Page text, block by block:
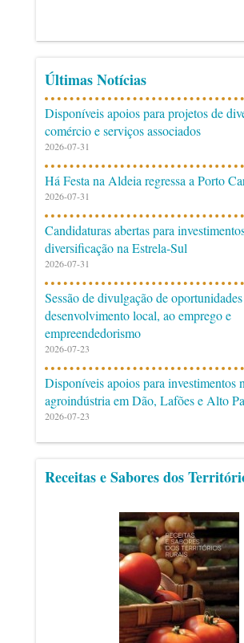
Últimas Notícias
Disponíveis apoios para projetos de
comércio e serviços associados
2026-07-31
Há Festa na Aldeia regressa a Porto
2026-07-31
Candidaturas abertas para
diversificação na Estrela-Sul
2026-07-31
Sessão de divulgação de
desenvolvimento local, ao emprego e
empreendedorismo
2026-07-23
Disponíveis apoios para investimentos
agroindústria em Dão, Lafões e Alto
2026-07-23
Receitas e Sabores dos